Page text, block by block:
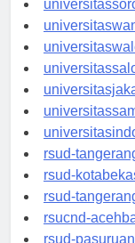
rsud-
rsud-
rsud-
rsucnd-